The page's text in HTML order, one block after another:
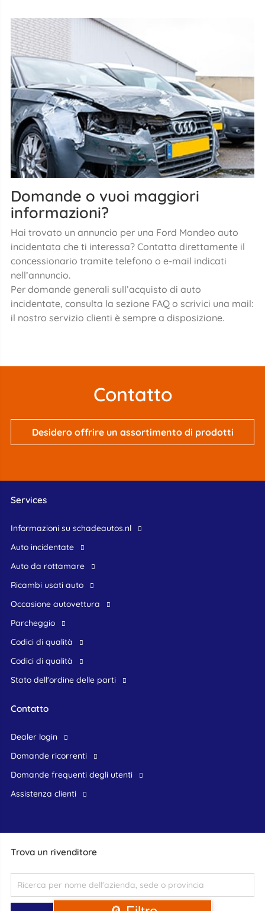
Domande o vuoi maggiori
informazioni?
Hai trovato un annuncio per una Ford Mondeo auto
incidentata che ti interessa? Contatta direttamente il
concessionario tramite telefono o e-mail indicati
nell’annuncio.
Per domande generali sull’acquisto di auto
incidentate, consulta la sezione FAQ o scrivici una mail:
il nostro servizio clienti è sempre a disposizione.
Contatto
Desidero offrire un assortimento di prodotti
Trova un rivenditore
Services
Informazioni su schadeautos.nl
Auto incidentate
Auto da rottamare
Ricambi usati auto
occasione autovettura
Parcheggio
Codici di qualità
Codici di qualità
Stato dell'ordine delle parti
Contatto
dealer login
domande ricorrenti
domande frequenti degli utenti
assistenza clienti